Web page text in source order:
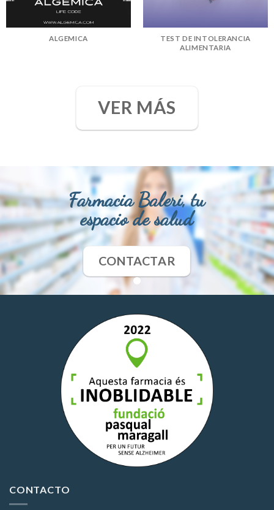
ALGEMICA
TEST DE INTOLERANCIA
ALIMENTARIA
VER MÁS
Farmacia Baleri, tu
espacio de salud
CONTACTAR
CONTACTO